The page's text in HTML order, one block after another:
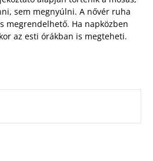
sem megnyúlni. A nővér ruha
megrendelhető. Ha napközben
az esti órákban is megteheti.